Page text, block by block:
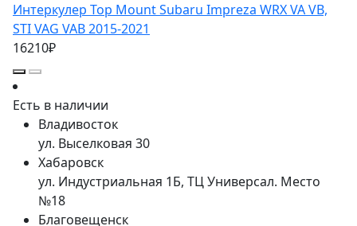
Интеркулер Top Mount Subaru Impreza WRX VA VB,
STI VAG VAB 2015-2021
16210₽
Есть в наличии
Владивосток
ул. Выселковая 30
Хабаровск
ул. Индустриальная 1Б, ТЦ Универсал. Место
№18
Благовещенск